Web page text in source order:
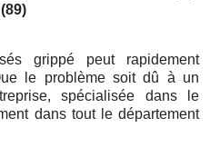
grippé peut rapidement
le problème soit dû à un
spécialisée dans le
dans tout le département